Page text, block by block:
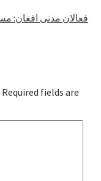
Required fields are